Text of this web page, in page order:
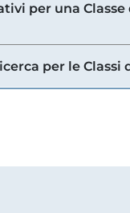
per una Classe
per le Classi